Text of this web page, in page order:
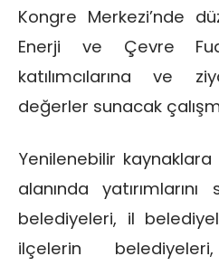
Kongre Merkezi’nde
Enerji ve Çevre
katılımcılarına ve
değerler sunacak
Yenilenebilir
alanında
belediyeleri, il
ilçelerin